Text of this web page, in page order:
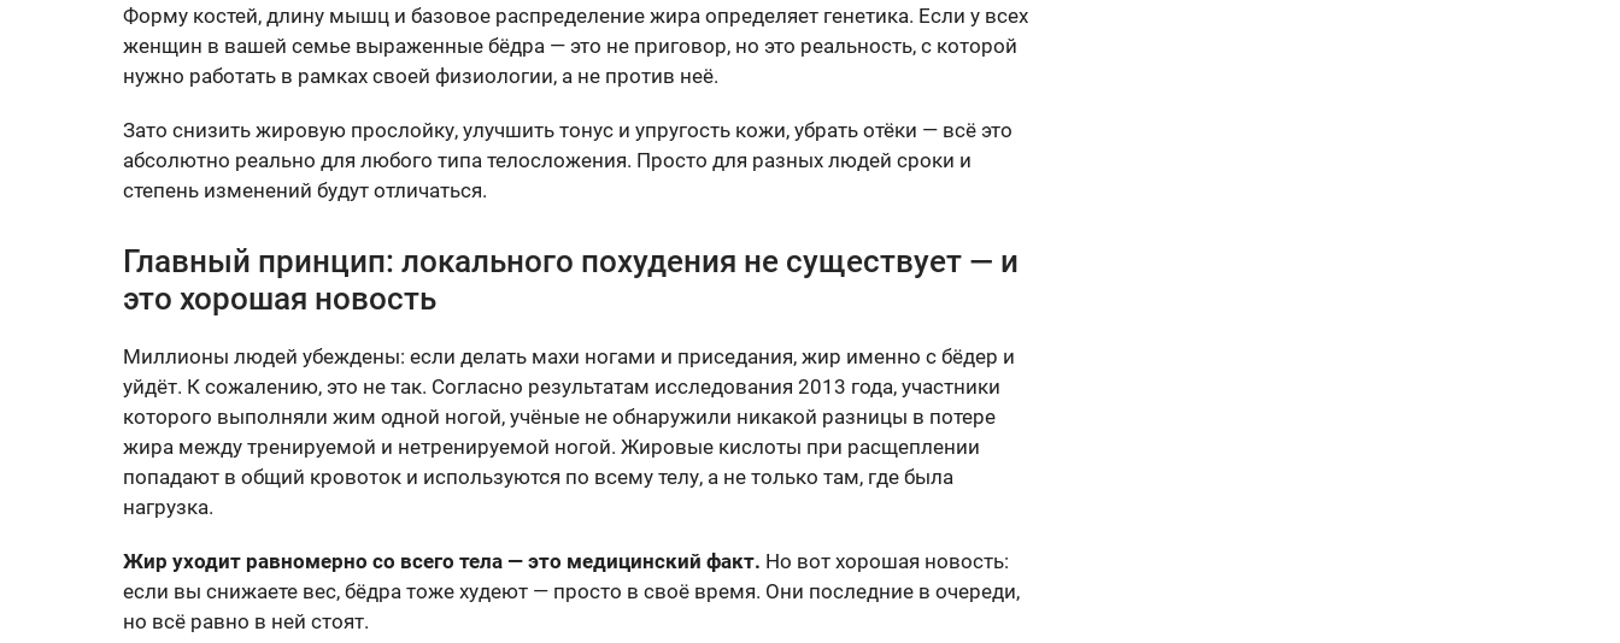
Форму костей, длину мышц и базовое распределение жира определяет генетика. Если у всех
женщин в вашей семье выраженные бёдра — это не приговор, но это реальность, с которой
нужно работать в рамках своей физиологии, а не против неё.
Зато снизить жировую прослойку, улучшить тонус и упругость кожи, убрать отёки — всё это
абсолютно реально для любого типа телосложения. Просто для разных людей сроки и
степень изменений будут отличаться.
Главный принцип: локального похудения не существует — и
это хорошая новость
Миллионы людей убеждены: если делать махи ногами и приседания, жир именно с бёдер и
уйдёт. К сожалению, это не так. Согласно результатам исследования 2013 года, участники
которого выполняли жим одной ногой, учёные не обнаружили никакой разницы в потере
жира между тренируемой и нетренируемой ногой. Жировые кислоты при расщеплении
попадают в общий кровоток и используются по всему телу, а не только там, где была
нагрузка.
Жир уходит равномерно со всего тела — это медицинский факт. Но вот хорошая новость:
если вы снижаете вес, бёдра тоже худеют — просто в своё время. Они последние в очереди,
но всё равно в ней стоят.